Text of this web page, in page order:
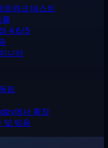
트워크 테스트
4.6/5
니어
립
에서 확장
및 팀용